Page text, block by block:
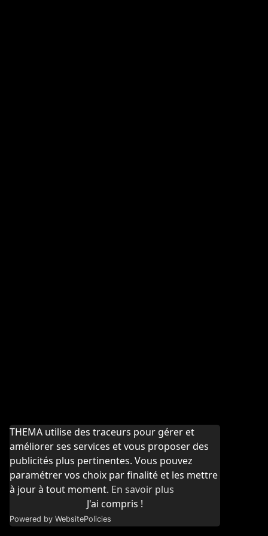
THEMA utilise des traceurs pour gérer et
améliorer ses services et vous proposer des
publicités plus pertinentes. Vous pouvez
paramétrer vos choix par finalité et les mettre
à jour à tout moment. En savoir plus
J'ai compris !
Powered by WebsitePolicies